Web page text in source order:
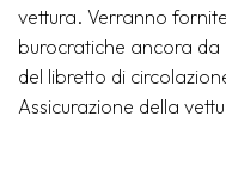
vettura. Verranno
burocratiche ancora
del libretto di
Assicurazione della